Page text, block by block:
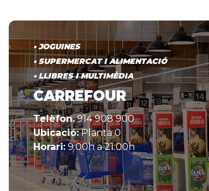
• JOGUINES
• SUPERMERCAT I ALIMENTACIÓ
• LLIBRES I MULTIMÈDIA
CARREFOUR
Telèfon.914 908 900
Ubicació:Planta 0
Horari:9:00h a 21:00h